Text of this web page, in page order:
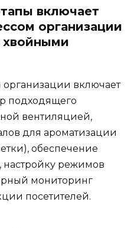
включает
организации
хвойными
включает
подходящего
вентиляцией,
для ароматизации
обеспечение
настройку режимов
мониторинг
посетителей.